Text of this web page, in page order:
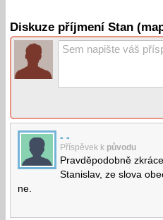
Diskuze příjmení Stan
- -
Příspěvek k původu
Pravděpodobně
Stanislav, ze slova
ne.